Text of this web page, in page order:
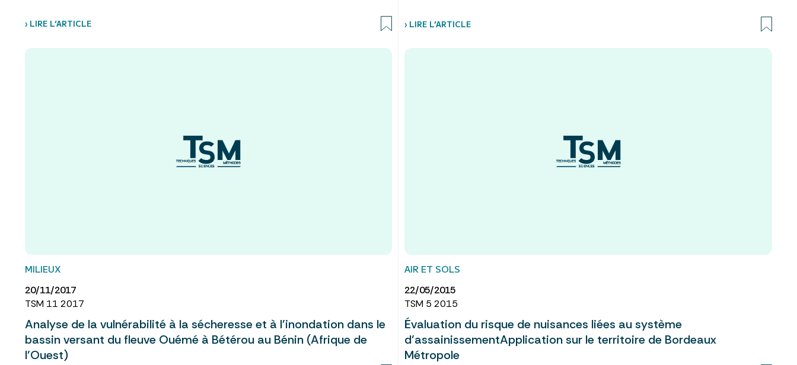
› LIRE L’ARTICLE › LIRE L’ARTICLE
MILIEUX
20/11/2017
TSM 11 2017
Analyse de la vulnérabilité à la sécheresse et à l’inondation dans le
bassin versant du fleuve Ouémé à Bétérou au Bénin (Afrique de
l’Ouest)
AIR ET SOLS
22/05/2015
TSM 5 2015
Évaluation du risque de nuisances liées au système
d’assainissementApplication sur le territoire de Bordeaux
Métropole